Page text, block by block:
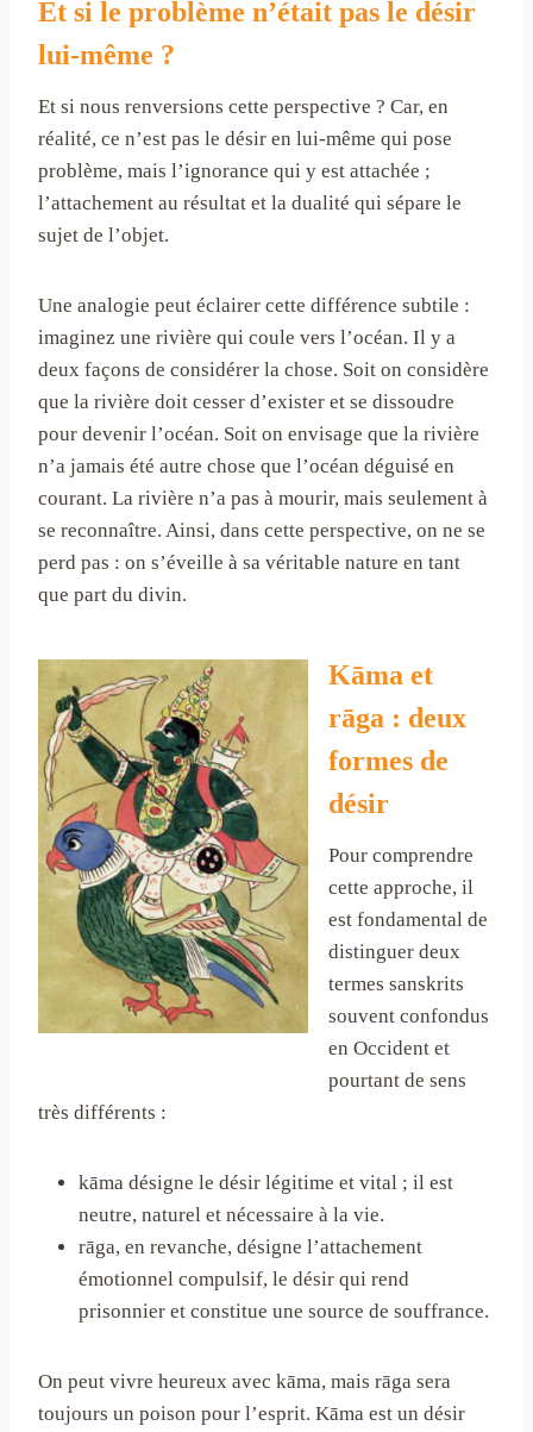
Et si le problème n’était pas le désir
lui-même ?
Et si nous renversions cette perspective ? Car, en
réalité, ce n’est pas le désir en lui-même qui pose
problème, mais l’ignorance qui y est attachée ;
l’attachement au résultat et la dualité qui sépare le
sujet de l’objet.
Une analogie peut éclairer cette différence subtile :
imaginez une rivière qui coule vers l’océan. Il y a
deux façons de considérer la chose. Soit on considère
que la rivière doit cesser d’exister et se dissoudre
pour devenir l’océan. Soit on envisage que la rivière
n’a jamais été autre chose que l’océan déguisé en
courant. La rivière n’a pas à mourir, mais seulement à
se reconnaître. Ainsi, dans cette perspective, on ne se
perd pas : on s’éveille à sa véritable nature en tant
que part du divin.
Kāma et
rāga : deux
formes de
désir
Pour comprendre
cette approche, il
est fondamental de
distinguer deux
termes sanskrits
souvent confondus
en Occident et
pourtant de sens
très différents :
kāma désigne le désir légitime et vital ; il est
neutre, naturel et nécessaire à la vie.
rāga, en revanche, désigne l’attachement
émotionnel compulsif, le désir qui rend
prisonnier et constitue une source de souffrance.
On peut vivre heureux avec kāma, mais rāga sera
toujours un poison pour l’esprit. Kāma est un désir